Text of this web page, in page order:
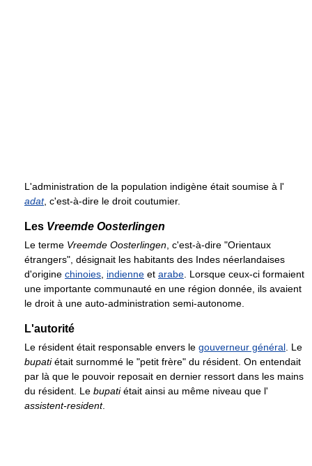
L'administration de la population indigène était soumise à l'
adat, c'est-à-dire le droit coutumier.
Les Vreemde Oosterlingen
Le terme Vreemde Oosterlingen , c'est-à-dire "Orientaux
étrangers", désignait les habitants des Indes néerlandaises
d'origine chinoies indienne et arabe . Lorsque ceux-ci formaient
une importante communauté en une région donnée, ils avaient
le droit à une auto-administration semi-autonome.
L'autorité
Le résident était responsable envers le gouverneur général . Le
bupatiétait surnommé le "petit frère" du résident. On entendait
par là que le pouvoir reposait en dernier ressort dans les mains
du résident. Le bupatiétait ainsi au même niveau que l'
assistent-resident.